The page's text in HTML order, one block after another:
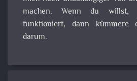
machen. Wenn du willst,
funktioniert, dann kümmere
darum.